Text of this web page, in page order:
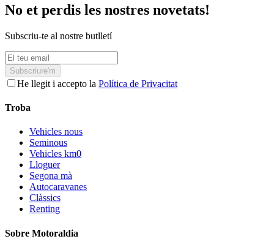
No et perdis les nostres novetats!
Subscriu-te al nostre butlletí
Subscriure'm
He llegit i accepto la Política de Privacitat
Troba
Vehicles nous
Seminous
Vehicles km0
Lloguer
Segona mà
Autocaravanes
Clàssics
Renting
Sobre Motoraldia